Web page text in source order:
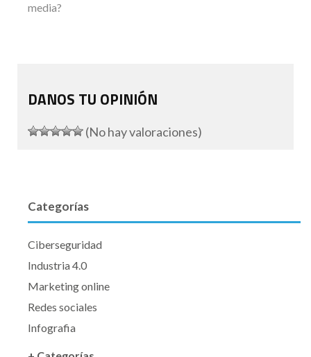
media?
DANOS TU OPINIÓN
(No hay valoraciones)
Categorías
Ciberseguridad
Industria 4.0
Marketing online
Redes sociales
Infografia